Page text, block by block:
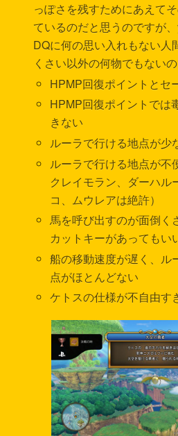
っぽさを残すためにあえて
ているのだと思うのですが
DQに何の思い入れもない人
くさい以外の何物でもないの
HPMP回復ポイントとセ
HPMP回復ポイントでは
きない
ルーラで行ける地点が少
ルーラで行ける地点が不
クレイモラン、ダーハル
コ、ムウレアは絶許）
馬を呼び出すのが面倒く
カットキーがあってもい
船の移動速度が遅く、ル
点がほとんどない
ケトスの仕様が不自由す